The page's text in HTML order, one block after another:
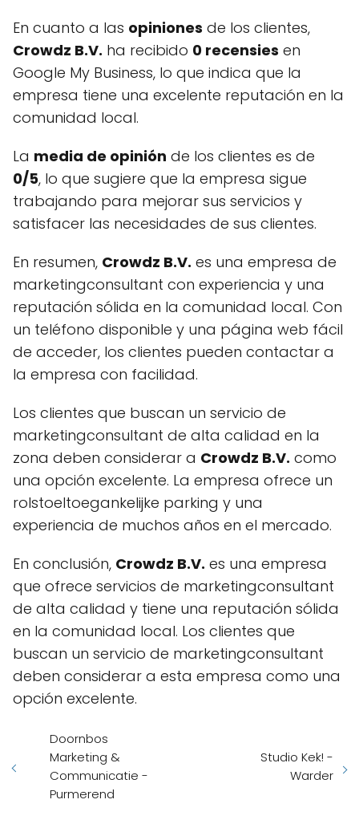
En cuanto a las opiniones de los clientes,
Crowdz B.V. ha recibido 0 recensies en
Google My Business, lo que indica que la
empresa tiene una excelente reputación en la
comunidad local.
La media de opinión de los clientes es de
0/5, lo que sugiere que la empresa sigue
trabajando para mejorar sus servicios y
satisfacer las necesidades de sus clientes.
En resumen, Crowdz B.V. es una empresa de
marketingconsultant con experiencia y una
reputación sólida en la comunidad local. Con
un teléfono disponible y una página web fácil
de acceder, los clientes pueden contactar a
la empresa con facilidad.
Los clientes que buscan un servicio de
marketingconsultant de alta calidad en la
zona deben considerar a Crowdz B.V. como
una opción excelente. La empresa ofrece un
rolstoeltoegankelijke parking y una
experiencia de muchos años en el mercado.
En conclusión, Crowdz B.V. es una empresa
que ofrece servicios de marketingconsultant
de alta calidad y tiene una reputación sólida
en la comunidad local. Los clientes que
buscan un servicio de marketingconsultant
deben considerar a esta empresa como una
opción excelente.
Doornbos
Marketing &
Communicatie -
Purmerend
Studio Kek! -
Warder